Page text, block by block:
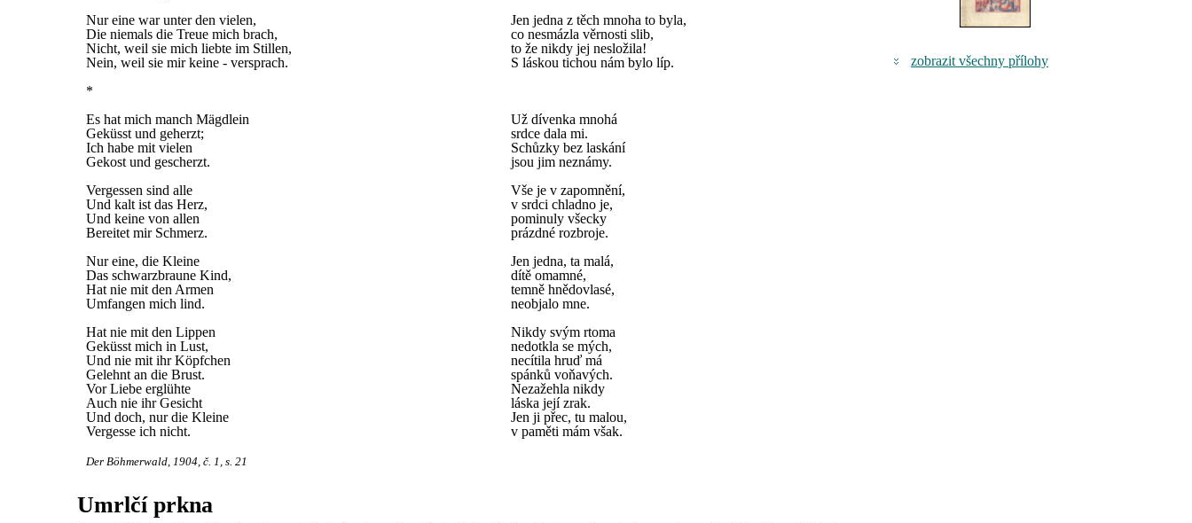
Nur eine war unter den vielen,
Die niemals die Treue mich brach,
Nicht, weil sie mich liebte im Stillen,
Nein, weil sie mir keine - versprach.
*
Es hat mich manch Mägdlein
Geküsst und geherzt;
Ich habe mit vielen
Gekost und gescherzt.
Vergessen sind alle
Und kalt ist das Herz,
Und keine von allen
Bereitet mir Schmerz.
Nur eine, die Kleine
Das schwarzbraune Kind,
Hat nie mit den Armen
Umfangen mich lind.
Hat nie mit den Lippen
Geküsst mich in Lust,
Und nie mit ihr Köpfchen
Gelehnt an die Brust.
Vor Liebe erglühte
Auch nie ihr Gesicht
Und doch, nur die Kleine
Vergesse ich nicht.
Jen jedna z těch mnoha to byla,
co nesmázla věrnosti slib,
to že nikdy jej nesložila!
S láskou tichou nám bylo líp.
Už dívenka mnohá
srdce dala mi.
Schůzky bez laskání
jsou jim neznámy.
Vše je v zapomnění,
v srdci chladno je,
pominuly všecky
prázdné rozbroje.
Jen jedna, ta malá,
dítě omamné,
temně hnědovlasé,
neobjalo mne.
Nikdy svým rtoma
nedotkla se mých,
necítila hruď má
spánků voňavých.
Nezažehla nikdy
láska její zrak.
Jen ji přec, tu malou,
v paměti mám však.
Der Böhmerwald, 1904, č. 1, s. 21
Umrlčí prkna
zobrazit všechny přílohy